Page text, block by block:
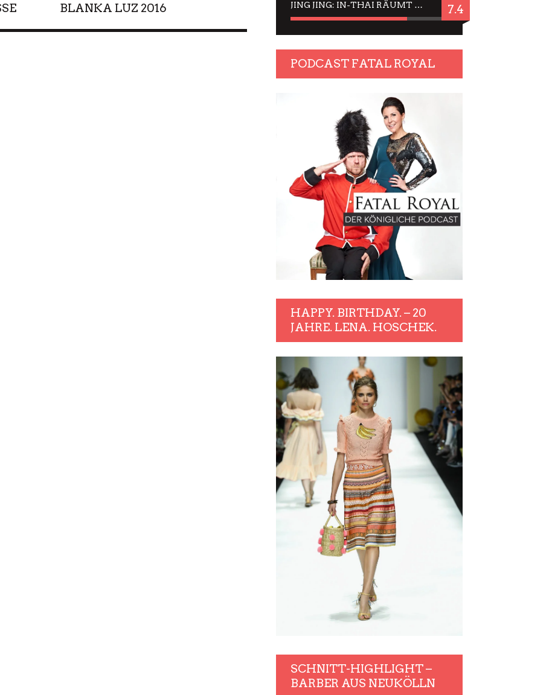
BLANKA LUZ 2016
JING JING: IN-THAI RÄUMT WIEDER TITEL AB – EIN ZWEI-STUNDEN-ERLEBNISBERICHT 7.4
PODCAST FATAL ROYAL
HAPPY. BIRTHDAY. – 20
JAHRE. LENA. HOSCHEK.
SCHNITT-HIGHLIGHT –
BARBER AUS NEUKÖLLN